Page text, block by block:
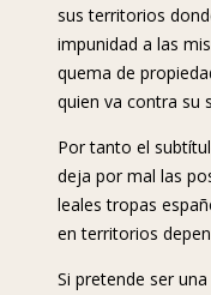
sus territorios
impunidad a las
quema de
quien va contra su
Por tanto el
deja por mal las
leales tropas
en territorios
Si pretende ser